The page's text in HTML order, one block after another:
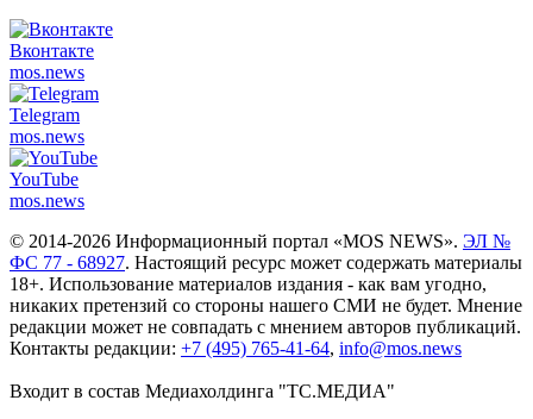
Вконтакте
mos.news
Telegram
mos.news
YouTube
mos.news
© 2014-2026 Информационный портал «MOS NEWS». ЭЛ №
ФС 77 - 68927. Настоящий ресурс может содержать материалы
18+. Использование материалов издания - как вам угодно,
никаких претензий со стороны нашего СМИ не будет. Мнение
редакции может не совпадать с мнением авторов публикаций.
Контакты редакции: +7 (495) 765-41-64, info@mos.news
Входит в состав Медиахолдинга "ТС.МЕДИА"